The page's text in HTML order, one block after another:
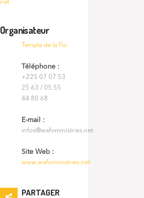
net
Organisateur
Temple de la Foi
Téléphone :
+225 07 07 53
25 63 / 05 55
44 80 68
E-mail :
infos@wafoministries.net
Site Web :
www.wafoministries.net
PARTAGER